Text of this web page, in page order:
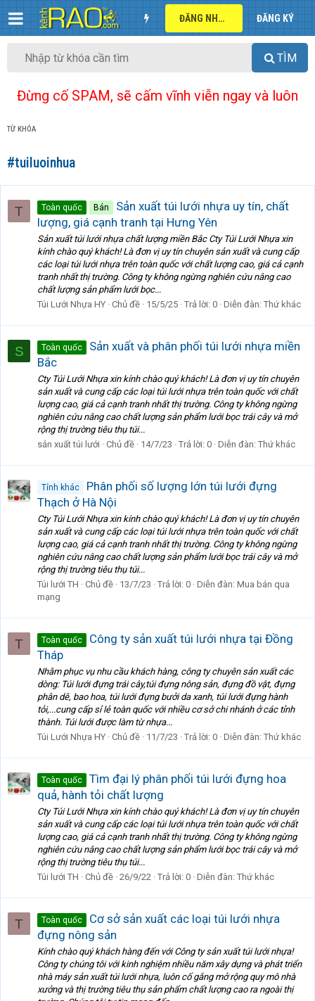
ĐĂNG NHẬP ĐĂNG KÝ
TÌM
Đừng cố SPAM, sẽ cấm vĩnh viễn ngay và luôn
TỪ KHÓA
#tuiluoinhua
T Toàn quốc Bán
Sản xuất túi lưới nhựa uy tín, chất
lượng, giá cạnh tranh tại Hưng Yên
Sản xuất túi lưới nhựa chất lượng miền Bắc Cty Túi Lưới Nhựa xin
kính chào quý khách! Là đơn vị uy tín chuyên sản xuất và cung cấp
các loại túi lưới nhựa trên toàn quốc với chất lượng cao, giá cả cạnh
tranh nhất thị trường. Công ty không ngừng nghiên cứu nâng cao
chất lượng sản phẩm lưới bọc...
Túi Lưới Nhựa HY Chủ đề 15/5/25 Trả lời: 0 Diễn đàn: Thứ khác
S Toàn quốc
Sản xuất và phân phối túi lưới nhựa miền
Bắc
Cty Túi Lưới Nhựa xin kính chào quý khách! Là đơn vị uy tín chuyên
sản xuất và cung cấp các loại túi lưới nhựa trên toàn quốc với chất
lượng cao, giá cả cạnh tranh nhất thị trường. Công ty không ngừng
nghiên cứu nâng cao chất lượng sản phẩm lưới bọc trái cây và mở
rộng thị trường tiêu thụ túi...
sản xuất túi lưới
Chủ đề 14/7/23 Trả lời: 0 Diễn đàn: Thứ khác
Tỉnh khác
Phân phối số lượng lớn túi lưới đựng
Thạch ở Hà Nội
Cty Túi Lưới Nhựa xin kính chào quý khách! Là đơn vị uy tín chuyên
sản xuất và cung cấp các loại túi lưới nhựa trên toàn quốc với chất
lượng cao, giá cả cạnh tranh nhất thị trường. Công ty không ngừng
nghiên cứu nâng cao chất lượng sản phẩm lưới bọc trái cây và mở
rộng thị trường tiêu thụ túi...
Túi lưới TH
Chủ đề 13/7/23 Trả lời: 0 Diễn đàn: Mua bán qua
mạng
T Toàn quốc
Công ty sản xuất túi lưới nhựa tại Đồng
Tháp
Nhằm phục vụ nhu cầu khách hàng, công ty chuyên sản xuất các
dòng: Túi lưới đựng trái cây,túi đựng nông sản, đựng đồ vật, đựng
phân dê, bao hoa, túi lưới đựng bưởi da xanh, túi lưới đựng hành
tỏi,...cung cấp sỉ lẻ toàn quốc với nhiều cơ sở chi nhánh ở các tỉnh
thành. Túi lưới được làm từ nhựa...
Túi Lưới Nhựa HY Chủ đề 11/7/23 Trả lời: 0 Diễn đàn: Thứ khác
Toàn quốc
Tìm đại lý phân phối túi lưới đựng hoa
quả, hành tỏi chất lượng
Cty Túi Lưới Nhựa xin kính chào quý khách! Là đơn vị uy tín chuyên
sản xuất và cung cấp các loại túi lưới nhựa trên toàn quốc với chất
lượng cao, giá cả cạnh tranh nhất thị trường. Công ty không ngừng
nghiên cứu nâng cao chất lượng sản phẩm lưới bọc trái cây và mở
rộng thị trường tiêu thụ túi...
Túi lưới TH
Chủ đề 26/9/22 Trả lời: 0 Diễn đàn: Thứ khác
T Toàn quốc
Cơ sở sản xuất các loại túi lưới nhựa
đựng nông sản
Kính chào quý khách hàng đến với Công ty sản xuất túi lưới nhựa!
Công ty chúng tôi với kinh nghiệm nhiều năm xây dựng và phát triển
nhà máy sản xuất túi lưới nhựa, luôn cố gắng mở rộng quy mô nhà
xưởng và thị trường tiêu thụ sản phẩm chất lượng cao ra ngoài thị